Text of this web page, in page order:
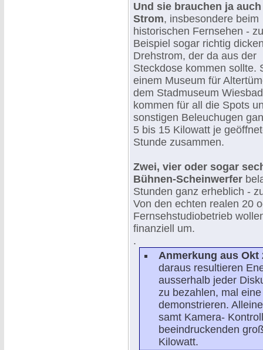
Und sie brauchen ja
Strom, insbesondere beim
historischen Fernsehen -
Beispiel sogar richtig
Drehstrom, der da aus der
Steckdose kommen sollte.
einem Museum für
dem Stadmuseum
kommen für all die Spots
sonstigen Beleuchugen
5 bis 15 Kilowatt je
Stunde zusammen.
Zwei, vier oder sogar
Bühnen-Scheinwerfer
Stunden ganz erheblich -
Von den echten realen 20
Fernsehstudiobetrieb
finanziell um.
.
Anmerkung aus Okt
daraus resultieren
ausserhalb jeder
zu bezahlen, mal
demonstrieren.
samt Kamera-
beeindruckenden
Kilowatt.